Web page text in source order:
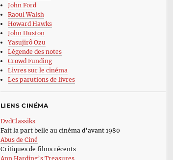
John Ford
Raoul Walsh
Howard Hawks
John Huston
Yasujirô Ozu
Légende des notes
Crowd Funding
Livres sur le cinéma
Les parutions de livres
LIENS CINÉMA
DvdClassiks
Fait la part belle au cinéma d’avant 1980
Abus de Ciné
Critiques de films récents
Ann Harding’s Treasures